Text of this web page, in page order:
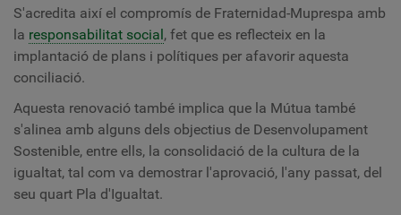
S'acredita així el compromís de Fraternidad-Muprespa amb
la responsabilitat social, fet que es reflecteix en la
implantació de plans i polítiques per afavorir aquesta
conciliació.
Aquesta renovació també implica que la Mútua també
s'alinea amb alguns dels objectius de Desenvolupament
Sostenible, entre ells, la consolidació de la cultura de la
igualtat, tal com va demostrar l'aprovació, l'any passat, del
seu quart Pla d'Igualtat.